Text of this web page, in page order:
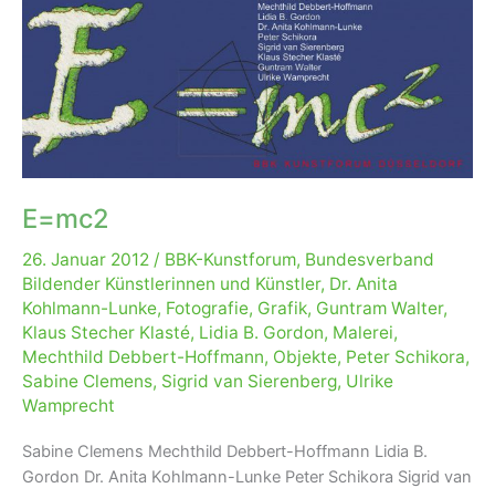
E=mc2
26. Januar 2012 / BBK-Kunstforum, Bundesverband
Bildender Künstlerinnen und Künstler, Dr. Anita
Kohlmann-Lunke, Fotografie, Grafik, Guntram Walter,
Klaus Stecher Klasté, Lidia B. Gordon, Malerei,
Mechthild Debbert-Hoffmann, Objekte, Peter Schikora,
Sabine Clemens, Sigrid van Sierenberg, Ulrike
Wamprecht
Sabine Clemens Mechthild Debbert-Hoffmann Lidia B.
Gordon Dr. Anita Kohlmann-Lunke Peter Schikora Sigrid van